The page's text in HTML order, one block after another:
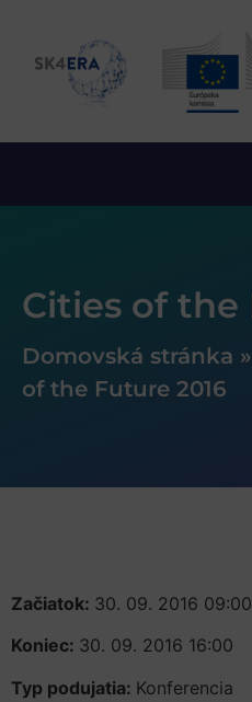
Cities of the
Domovská stránka »
of the Future 2016
Začiatok: 30. 09. 2016 09:00
Koniec: 30. 09. 2016 16:00
Typ podujatia: Konferencia